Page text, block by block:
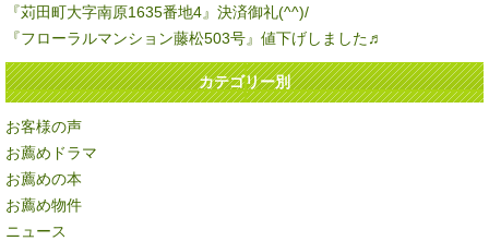
『苅田町大字南原1635番地4』決済御礼(^^)/
『フローラルマンション藤松503号』値下げしました♬
カテゴリー別
お客様の声
お薦めドラマ
お薦めの本
お薦め物件
ニュース